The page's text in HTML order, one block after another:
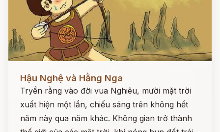
Hậu Nghệ và Hằng Nga
Tryền rằng vào đời vua Nghiêu, mười mặt trời
xuất hiện một lần, chiếu sáng trên không hết
năm này qua năm khác. Không gian trở thành